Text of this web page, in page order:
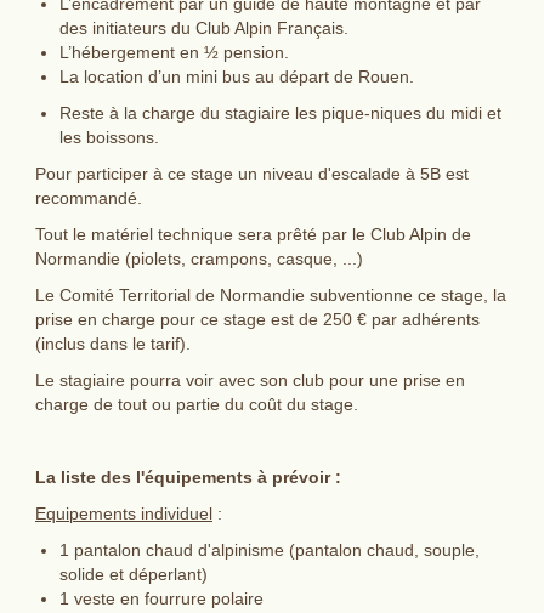
L’encadrement par un guide de haute montagne et par
des initiateurs du Club Alpin Français.
L’hébergement en ½ pension.
La location d’un mini bus au départ de Rouen.
Reste à la charge du stagiaire les pique-niques du midi et
les boissons.
Pour participer à ce stage un niveau d'escalade à 5B est
recommandé.
Tout le matériel technique sera prêté par le Club Alpin de
Normandie (piolets, crampons, casque, ...)
Le Comité Territorial de Normandie subventionne ce stage, la
prise en charge pour ce stage est de 250 € par adhérents
(inclus dans le tarif).
Le stagiaire pourra voir avec son club pour une prise en
charge de tout ou partie du coût du stage.
La liste des l'équipements à prévoir :
Equipements individuel :
1 pantalon chaud d'alpinisme (pantalon chaud, souple,
solide et déperlant)
1 veste en fourrure polaire